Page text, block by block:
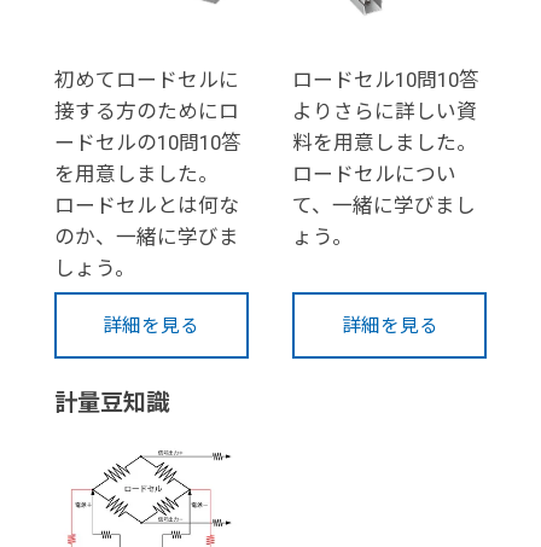
初めてロードセルに
接する方のためにロ
ードセルの10問10答
を用意しました。
ロードセルとは何な
のか、一緒に学びま
しょう。
詳細を見る
ロードセル10問10答
よりさらに詳しい資
料を用意しました。
ロードセルについ
て、一緒に学びまし
ょう。
詳細を見る
計量豆知識